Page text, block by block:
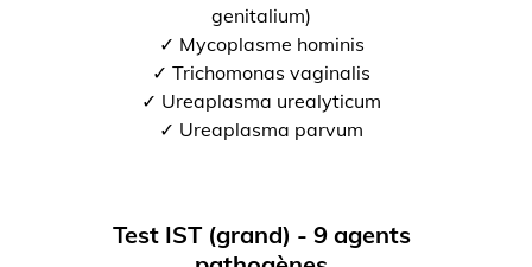
genitalium)
✓ Mycoplasme hominis
✓ Trichomonas vaginalis
✓ Ureaplasma urealyticum
✓ Ureaplasma parvum
Test IST (grand) - 9 agents